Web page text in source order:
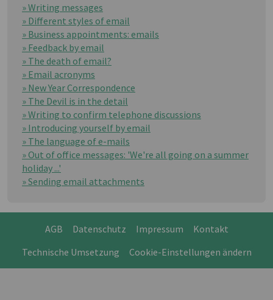
» Writing messages
» Different styles of email
» Business appointments: emails
» Feedback by email
» The death of email?
» Email acronyms
» New Year Correspondence
» The Devil is in the detail
» Writing to confirm telephone discussions
» Introducing yourself by email
» The language of e-mails
» Out of office messages: 'We're all going on a summer
holiday ...'
» Sending email attachments
AGB Datenschutz Impressum
Kontakt
Technische Umsetzung
Cookie-Einstellungen ändern